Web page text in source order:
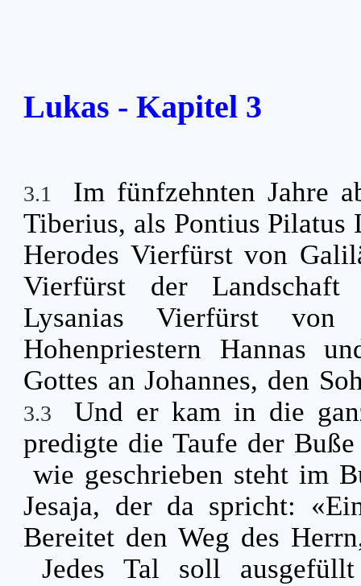
Lukas - Kapitel 3
3.1
Im fünfzehnten Jahre
Tiberius, als Pontius Pilatus
Herodes Vierfürst von
Vierfürst der
Lysanias Vierfürst
Hohenpriestern Hannas
Gottes an Johannes, den
3.3
Und er kam in die
predigte die Taufe der
wie geschrieben steht im
Jesaja, der da spricht:
Bereitet den Weg des
Jedes Tal soll